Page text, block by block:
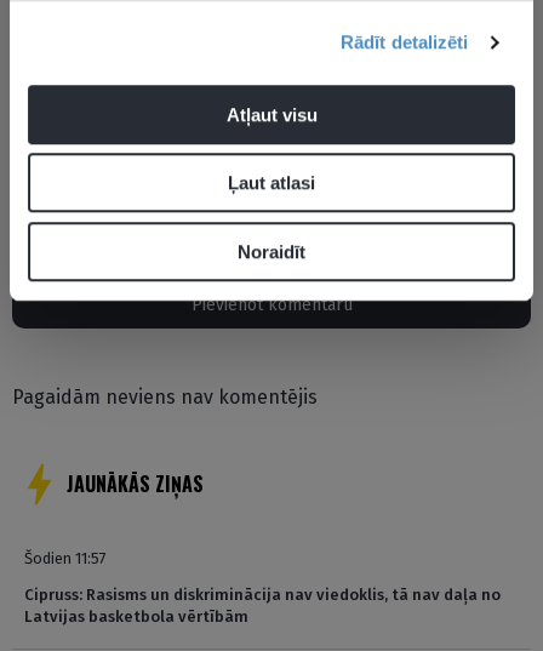
Rādīt detalizēti
Atļaut visu
Ļaut atlasi
Noraidīt
Tīna Graudiņa
Pievienot komentāru
Pagaidām neviens nav komentējis
JAUNĀKĀS ZIŅAS
Šodien 11:57
Cipruss: Rasisms un diskriminācija nav viedoklis, tā nav daļa no
Latvijas basketbola vērtībām